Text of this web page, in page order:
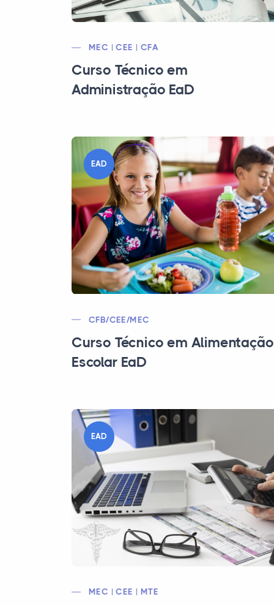
MEC | CEE | CFA
Curso Técnico em
Administração EaD
EAD
CFB/CEE/MEC
Curso Técnico em Alimentação
Escolar EaD
EAD
MEC | CEE | MTE